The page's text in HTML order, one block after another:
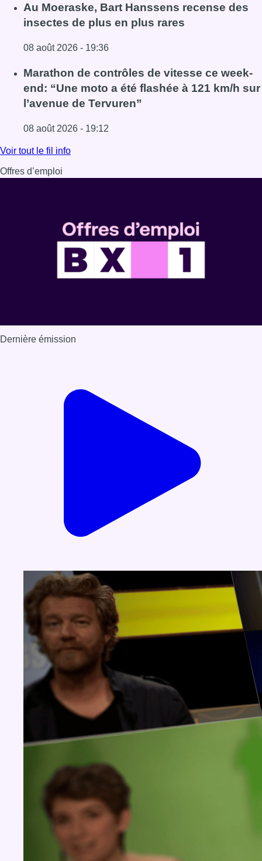
Lire l'article Un nouveau club de MMA ouvre ses portes à
Au Moeraske, Bart Hanssens recense des
insectes de plus en plus rares
08 août 2026 - 19:36
Lire l'article Au Moeraske, Bart Hanssens recense des
Marathon de contrôles de vitesse ce week-
end: “Une moto a été flashée à 121 km/h sur
l’avenue de Tervuren”
08 août 2026 - 19:12
Lire l'article Marathon de contrôles de vitesse ce week-
Voir tout le fil info
Offres d’emploi
Dernière émission